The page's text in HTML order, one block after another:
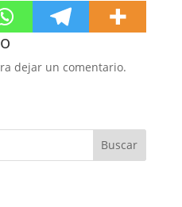
dejar un comentario.